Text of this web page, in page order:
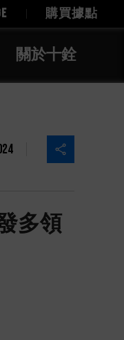
購買據點
關於十銓
多領